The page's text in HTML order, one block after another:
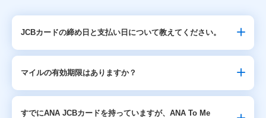
JCBカードの締め日と支払い日について教えてください。
マイルの有効期限はありますか？
すでにANA JCBカードを持っていますが、ANA To Me